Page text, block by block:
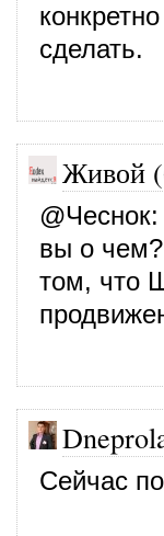
сделать.
Живой
@Чеснок
вы о
том, что
Сейчас